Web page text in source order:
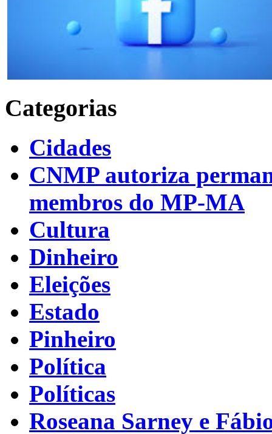
Categorias
Cidades
CNMP autoriza
membros do MP-MA
Cultura
Dinheiro
Eleições
Estado
Pinheiro
Política
Políticas
Roseana Sarney e